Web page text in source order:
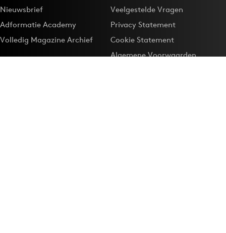
Nieuwsbrief
Adformatie Academy
Volledig Magazine Archief
Veelgestelde Vragen
Privacy Statement
Cookie Statement
Algemene Voorwaarden